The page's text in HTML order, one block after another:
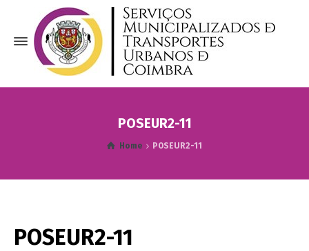
POSEUR2-11
Home POSEUR2-11
POSEUR2-11